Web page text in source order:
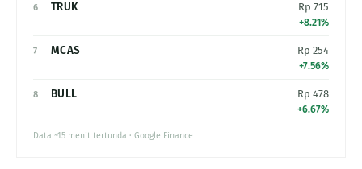
6 TRUK Rp 715
+8.21%
7 MCAS Rp 254
+7.56%
8 BULL Rp 478
+6.67%
Data ~15 menit tertunda · Google Finance